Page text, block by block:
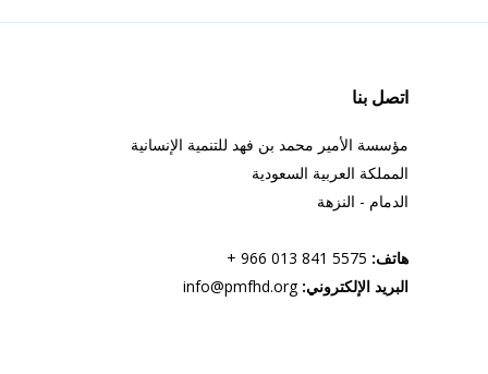
اتصل بنا
مؤسسة الأمير محمد بن فهد للتنمية الإنسانية
المملكة العربية السعودية
الدمام - النزهة
هاتف: 5575 841 013 966 +
البريد الإلكتروني:info@pmfhd.org